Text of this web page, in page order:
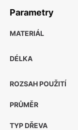
Parametry
MATERIÁL
DÉLKA
ROZSAH POUŽITÍ
PRŮMĚR
TYP DŘEVA